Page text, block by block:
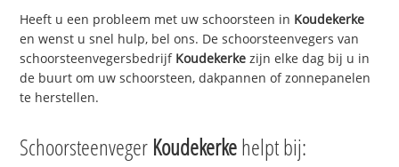
Heeft u een probleem met uw schoorsteen in Koudekerke
en wenst u snel hulp, bel ons. De schoorsteenvegers van
schoorsteenvegersbedrijf Koudekerke zijn elke dag bij u in
de buurt om uw schoorsteen, dakpannen of zonnepanelen
te herstellen.
Schoorsteenveger Koudekerkehelpt bij: